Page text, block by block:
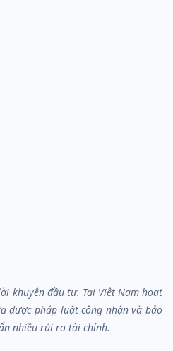
khuyên đầu tư. Tại Việt Nam hoạt
được pháp luật công nhận và bảo
nhiều rủi ro tài chính.